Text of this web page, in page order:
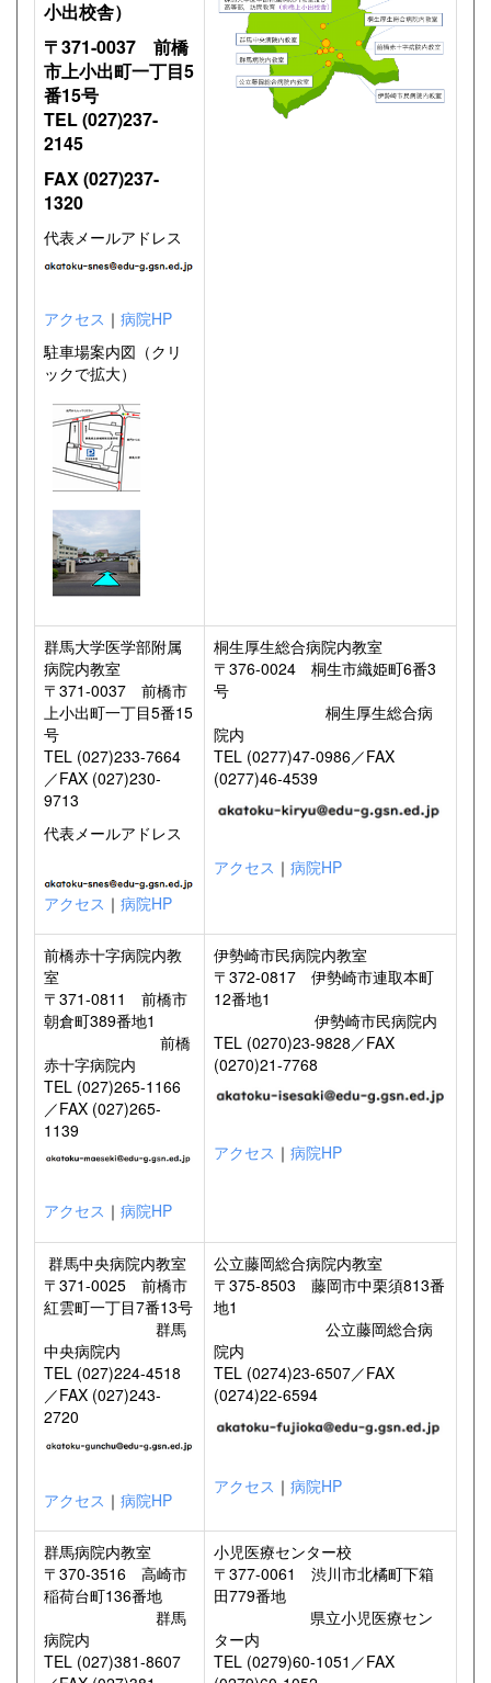
小出校舎）
〒371-0037 前橋
市上小出町一丁目5
番15号
TEL (027)237-
2145
FAX (027)237-
1320
代表メールアドレス
アクセス ｜ 病院HP
駐車場案内図（クリ
ックで拡大）
群馬大学医学部附属
病院内教室
〒371-0037 前橋市
上小出町一丁目5番15
号
TEL (027)233-7664
／FAX (027)230-
9713
代表メールアドレス
アクセス ｜ 病院HP
桐生厚生総合病院内教室
〒376-0024 桐生市織姫町6番3
号
桐生厚生総合病
院内
TEL (0277)47-0986／FAX
(0277)46-4539
アクセス ｜ 病院HP
前橋赤十字病院内教
室
〒371-0811 前橋市
朝倉町389番地1
前橋
赤十字病院内
TEL (027)265-1166
／FAX (027)265-
1139
アクセス ｜ 病院HP
伊勢崎市民病院内教室
〒372-0817 伊勢崎市連取本町
12番地1
伊勢崎市民病院内
TEL (0270)23-9828／FAX
(0270)21-7768
アクセス ｜ 病院HP
群馬中央病院内教室
〒371-0025 前橋市
紅雲町一丁目7番13号
群馬
中央病院内
TEL (027)224-4518
／FAX (027)243-
2720
アクセス ｜ 病院HP
公立藤岡総合病院内教室
〒375-8503 藤岡市中栗須813番
地1
公立藤岡総合病
院内
TEL (0274)23-6507／FAX
(0274)22-6594
アクセス ｜ 病院HP
群馬病院内教室
〒370-3516 高崎市
稲荷台町136番地
群馬
病院内
TEL (027)381-8607
小児医療センター校
〒377-0061 渋川市北橘町下箱
田779番地
県立小児医療セン
ター内
TEL (0279)60-1051／FAX